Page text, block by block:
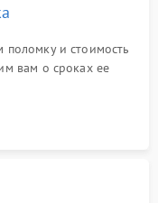
и стоимость
вам о сроках ее